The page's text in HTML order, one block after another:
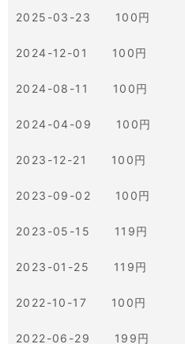
2025-03-23 100円
2024-12-01 100円
2024-08-11 100円
2024-04-09 100円
2023-12-21 100円
2023-09-02 100円
2023-05-15 119円
2023-01-25 119円
2022-10-17 100円
2022-06-29 199円